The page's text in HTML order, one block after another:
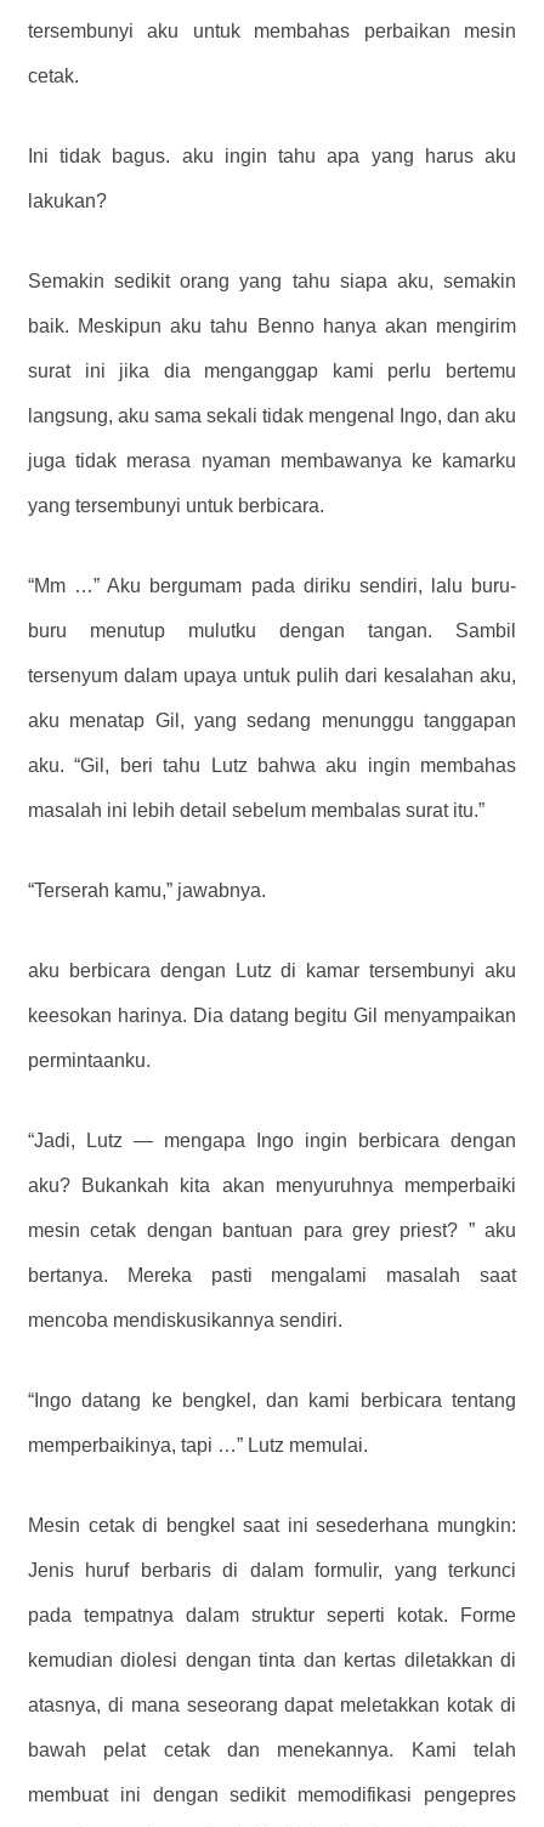
tersembunyi aku untuk membahas perbaikan mesin
cetak.
Ini tidak bagus. aku ingin tahu apa yang harus aku
lakukan?
Semakin sedikit orang yang tahu siapa aku, semakin
baik. Meskipun aku tahu Benno hanya akan mengirim
surat ini jika dia menganggap kami perlu bertemu
langsung, aku sama sekali tidak mengenal Ingo, dan aku
juga tidak merasa nyaman membawanya ke kamarku
yang tersembunyi untuk berbicara.
“Mm …” Aku bergumam pada diriku sendiri, lalu buru-
buru menutup mulutku dengan tangan. Sambil
tersenyum dalam upaya untuk pulih dari kesalahan aku,
aku menatap Gil, yang sedang menunggu tanggapan
aku. “Gil, beri tahu Lutz bahwa aku ingin membahas
masalah ini lebih detail sebelum membalas surat itu.”
“Terserah kamu,” jawabnya.
aku berbicara dengan Lutz di kamar tersembunyi aku
keesokan harinya. Dia datang begitu Gil menyampaikan
permintaanku.
“Jadi, Lutz — mengapa Ingo ingin berbicara dengan
aku? Bukankah kita akan menyuruhnya memperbaiki
mesin cetak dengan bantuan para grey priest? ” aku
bertanya. Mereka pasti mengalami masalah saat
mencoba mendiskusikannya sendiri.
“Ingo datang ke bengkel, dan kami berbicara tentang
memperbaikinya, tapi …” Lutz memulai.
Mesin cetak di bengkel saat ini sesederhana mungkin:
Jenis huruf berbaris di dalam formulir, yang terkunci
pada tempatnya dalam struktur seperti kotak. Forme
kemudian diolesi dengan tinta dan kertas diletakkan di
atasnya, di mana seseorang dapat meletakkan kotak di
bawah pelat cetak dan menekannya. Kami telah
membuat ini dengan sedikit memodifikasi pengepres